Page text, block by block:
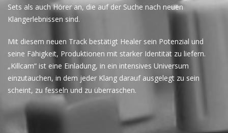
Sets als auch Hörer an, die auf der Suche nach neuen
Klangerlebnissen sind.
Mit diesem neuen Track bestätigt Healer sein Potenzial und
seine Fähigkeit, Produktionen mit starker Identität zu liefern.
„Killcam“ ist eine Einladung, in ein intensives Universum
einzutauchen, in dem jeder Klang darauf ausgelegt zu sein
scheint, zu fesseln und zu überraschen.